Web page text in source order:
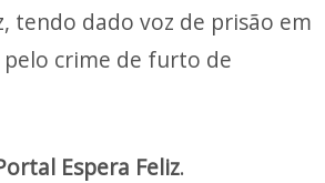
tendo dado voz de prisão em
crime de furto de
Espera Feliz.